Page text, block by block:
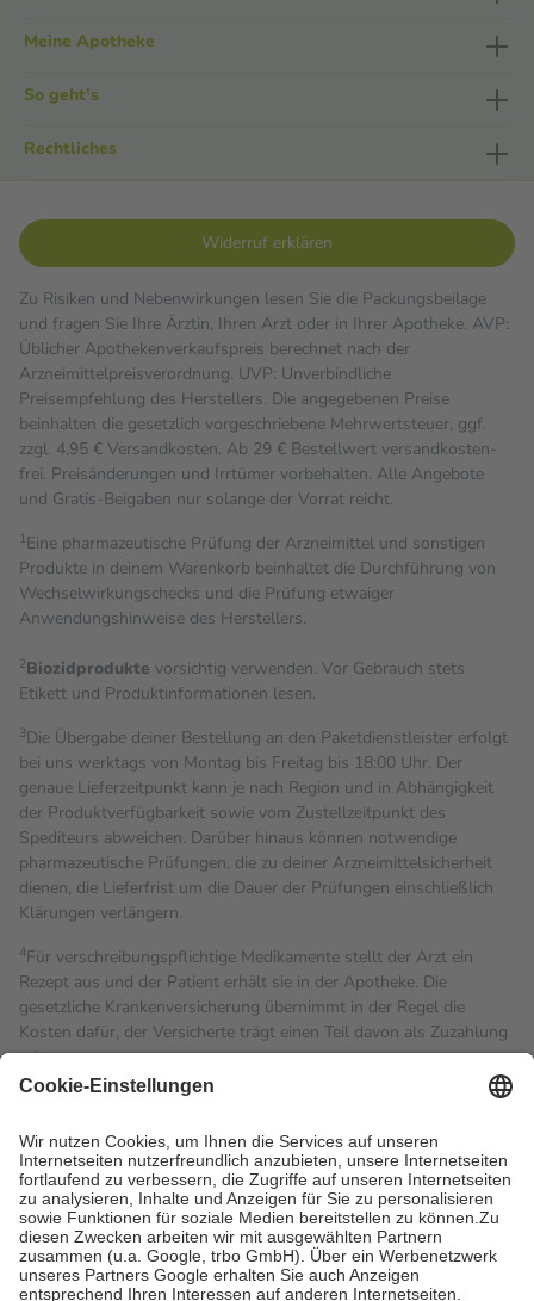
Meine Apotheke
So geht's
Rechtliches
Widerruf erklären
Zu Risiken und Nebenwirkungen lesen Sie die Packungsbeilage
und fragen Sie Ihre Ärztin, Ihren Arzt oder in Ihrer Apotheke. AVP:
Üblicher Apothekenverkaufspreis berechnet nach der
Arzneimittelpreisverordnung. UVP: Unverbindliche
Preisempfehlung des Herstellers. Die angegebenen Preise
beinhalten die gesetzlich vorgeschriebene Mehrwertsteuer, ggf.
zzgl. 4,95 € Versandkosten. Ab 29 € Bestell­wert versand­kosten­
frei. Preisänderungen und Irrtümer vorbehalten. Alle Angebote
und Gratis-Beigaben nur solange der Vorrat reicht.
1Eine pharmazeutische Prüfung der Arzneimittel und sonstigen
Produkte in deinem Warenkorb beinhaltet die Durchführung von
Wechselwirkungschecks und die Prüfung etwaiger
Anwendungshinweise des Herstellers.
2Biozidprodukte vorsichtig verwenden. Vor Gebrauch stets
Etikett und Produktinformationen lesen.
3Die Übergabe deiner Bestellung an den Paketdienstleister erfolgt
bei uns werktags von Montag bis Freitag bis 18:00 Uhr. Der
genaue Lieferzeitpunkt kann je nach Region und in Abhängigkeit
der Produktverfügbarkeit sowie vom Zustellzeitpunkt des
Spediteurs abweichen. Darüber hinaus können notwendige
pharmazeutische Prüfungen, die zu deiner Arzneimittelsicherheit
dienen, die Lieferfrist um die Dauer der Prüfungen einschließlich
Klärungen verlängern.
4Für verschreibungspflichtige Medikamente stellt der Arzt ein
Rezept aus und der Patient erhält sie in der Apotheke. Die
gesetzliche Krankenversicherung übernimmt in der Regel die
Kosten dafür, der Versicherte trägt einen Teil davon als Zuzahlung
mit.
Grundsätzlich leisten Mitglieder Zuzahlungen in Höhe von zehn
höchstens zehn Euro.
Es sind jedoch nie mehr als die
tatsächlichen Kosten der Leistung zu entrichten.
Diese Regeln gelten grundsätzlich auch für Online-Apotheken.
Bei Heilmitteln und häuslicher Krankenpflege beträgt die
Zuzahlung zehn Prozent der Kosten sowie zehn Euro je
Verordnung.
Um das Engagement der Versicherten für ihre eigene Gesundheit